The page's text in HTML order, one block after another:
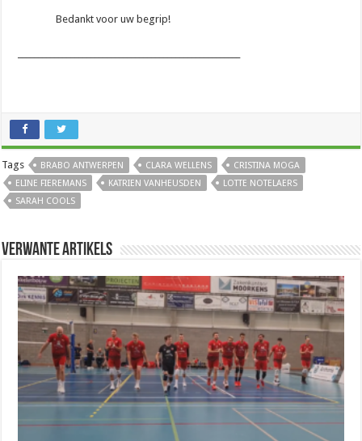
Bedankt voor uw begrip!
Tags BRABO ANTWERPEN CLARA WELLENS
CRISTINA MOGA
ELINE FIEREMANS
KATRIEN VANHEUSDEN
LOTTE NOTELAERS
SARAH COOLS
Verwante artikels